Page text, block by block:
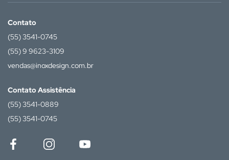
Contato
(55) 3541-0745
(55) 9 9623-3109
vendas@inoxdesign.com.br
Contato Assistência
(55) 3541-0889
(55) 3541-0745